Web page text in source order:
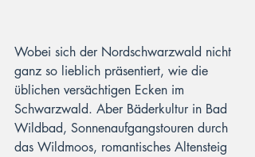
Wobei sich der Nordschwarzwald nicht
ganz so lieblich präsentiert, wie die
üblichen versächtigen Ecken im
Schwarzwald. Aber Bäderkultur in Bad
Wildbad, Sonnenaufgangstouren durch
das Wildmoos, romantisches Altensteig